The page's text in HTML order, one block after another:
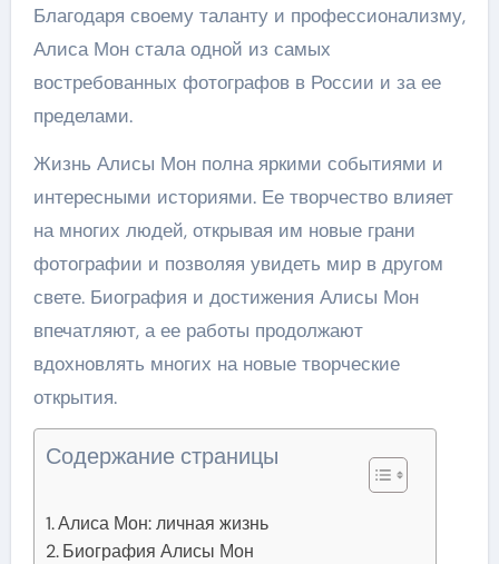
Благодаря своему таланту и профессионализму,
Алиса Мон стала одной из самых
востребованных фотографов в России и за ее
пределами.
Жизнь Алисы Мон полна яркими событиями и
интересными историями. Ее творчество влияет
на многих людей, открывая им новые грани
фотографии и позволяя увидеть мир в другом
свете. Биография и достижения Алисы Мон
впечатляют, а ее работы продолжают
вдохновлять многих на новые творческие
открытия.
Содержание страницы
Алиса Мон: личная жизнь
Биография Алисы Мон